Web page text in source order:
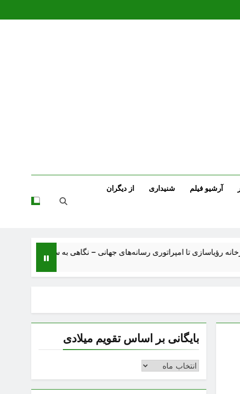
آرشیو فیلم شنیداری از دیگران
تا امپراتوری رسانه‌های جهانی – نگاهی به ساختار، اقتصاد، تحولات
بایگانی بر اساس تقویم میلادی
بایگانی
اساس